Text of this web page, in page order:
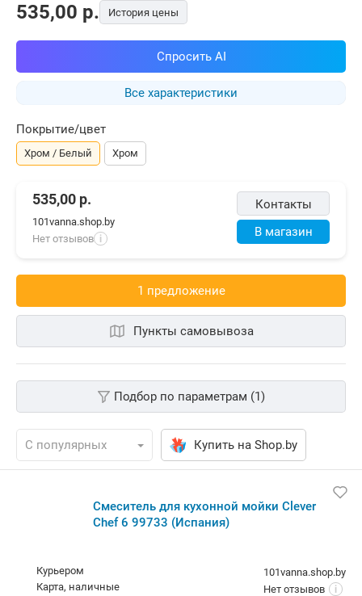
Все характеристики
Покрытие/цвет
Хром / Белый Хром
535,00 p. История цены
Спросить AI
Контакты
В магазин
535,00 р.
101vanna.shop.by
Нет отзывов i
1 предложениe
Пункты самовывоза
Подбор по параметрам (1)
Купить на Shop.by
Смеситель для кухонной мойки Clever
Chef 6 99733 (Испания)
101vanna.shop.by
Нет отзывов
i
Курьером
карта, наличные